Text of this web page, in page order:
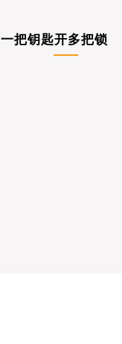
一把钥匙开多把锁